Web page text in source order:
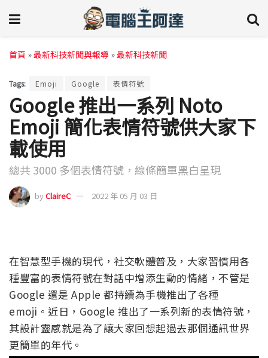
首頁 »最新科技新聞與報導 »最新科技新聞
Tags: Emoji Google 表情符號
Google 推出一系列 Noto
Emoji 簡化表情符號供大家下
載使用
總共 3000 多個表情符號，線條簡單黑白呈現
byClaireC 2022 年 05 月 03 日
在智慧型手機的現代，社交軟體普及，大家習慣用各
種豐富的表情符號在對話中增添生動的情緒，不管是
Google 還是 Apple 都持續為手機推出了各種
emoji。近日，Google 推出了一系列新的表情符號，
其設計靈感就是為了讓大家回想起過去那個通訊世界
更簡單的年代。